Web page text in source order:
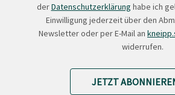
derDatenschutzerklärung habe ich
Einwilligung jederzeit über den
Newsletter oder per E-Mail an
widerrufen.
JETZT